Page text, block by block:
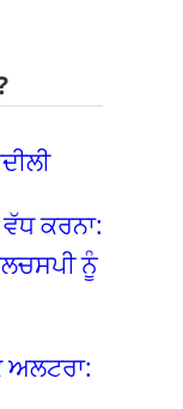
ਕਰਨਾ:
ਨੂੰ
ਅਲਟਰਾ: